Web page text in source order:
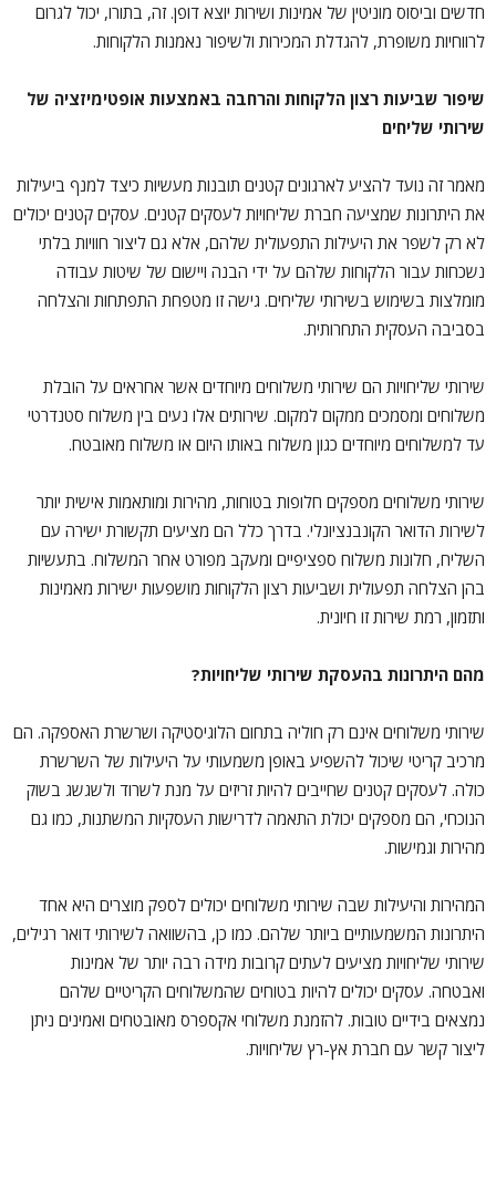
חדשים וביסוס מוניטין של אמינות ושירות יוצא דופן. זה, בתורו, יכול לגרום
לרווחיות משופרת, להגדלת המכירות ולשיפור נאמנות הלקוחות.
שיפור שביעות רצון הלקוחות והרחבה באמצעות אופטימיזציה של
שירותי שליחים
מאמר זה נועד להציע לארגונים קטנים תובנות מעשיות כיצד למנף ביעילות
את היתרונות שמציעה חברת שליחויות לעסקים קטנים. עסקים קטנים יכולים
לא רק לשפר את היעילות התפעולית שלהם, אלא גם ליצור חוויות בלתי
נשכחות עבור הלקוחות שלהם על ידי הבנה ויישום של שיטות עבודה
מומלצות בשימוש בשירותי שליחים. גישה זו מטפחת התפתחות והצלחה
בסביבה העסקית התחרותית.
שירותי שליחויות הם שירותי משלוחים מיוחדים אשר אחראים על הובלת
משלוחים ומסמכים ממקום למקום. שירותים אלו נעים בין משלוח סטנדרטי
עד למשלוחים מיוחדים כגון משלוח באותו היום או משלוח מאובטח.
שירותי משלוחים מספקים חלופות בטוחות, מהירות ומותאמות אישית יותר
לשירות הדואר הקונבנציונלי. בדרך כלל הם מציעים תקשורת ישירה עם
השליח, חלונות משלוח ספציפיים ומעקב מפורט אחר המשלוח. בתעשיות
בהן הצלחה תפעולית ושביעות רצון הלקוחות מושפעות ישירות מאמינות
ותזמון, רמת שירות זו חיונית.
מהם היתרונות בהעסקת שירותי שליחויות?
שירותי משלוחים אינם רק חוליה בתחום הלוגיסטיקה ושרשרת האספקה. הם
מרכיב קריטי שיכול להשפיע באופן משמעותי על היעילות של השרשרת
כולה. לעסקים קטנים שחייבים להיות זריזים על מנת לשרוד ולשגשג בשוק
הנוכחי, הם מספקים יכולת התאמה לדרישות העסקיות המשתנות, כמו גם
מהירות וגמישות.
המהירות והיעילות שבה שירותי משלוחים יכולים לספק מוצרים היא אחד
היתרונות המשמעותיים ביותר שלהם. כמו כן, בהשוואה לשירותי דואר רגילים,
שירותי שליחויות מציעים לעתים קרובות מידה רבה יותר של אמינות
ואבטחה. עסקים יכולים להיות בטוחים שהמשלוחים הקריטיים שלהם
נמצאים בידיים טובות. להזמנת משלוחי אקספרס מאובטחים ואמינים ניתן
ליצור קשר עם חברת אץ-רץ שליחויות.